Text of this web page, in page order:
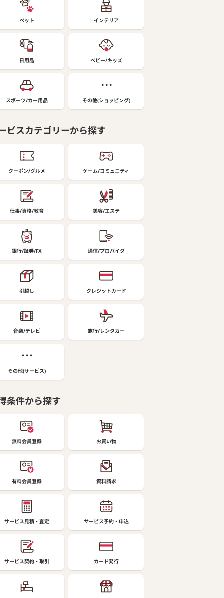
ペット インテリア
日用品 ベビー/キッズ
スポーツ/カー用品 その他(ショッピング)
ビスカテゴリーから探す
クーポン/グルメ ゲーム/コミュニティ
仕事/資格/教育 美容/エステ
銀行/証券/FX 通信/プロバイダ
引越し クレジットカード
音楽/テレビ 旅行/レンタカー
その他(サービス)
条件から探す
無料会員登録 お買い物
有料会員登録 資料請求
サービス見積・査定 サービス予約・申込
サービス契約・取引 カード発行